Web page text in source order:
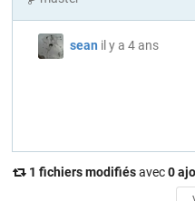
sean il y a 4 ans
1 fichiers modifiésavec0